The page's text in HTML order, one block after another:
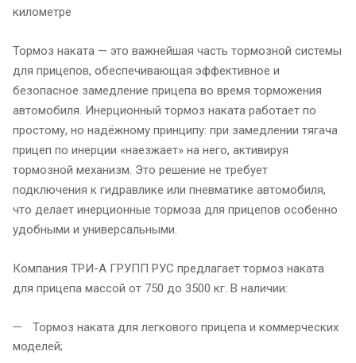
километре
Тормоз наката — это важнейшая часть тормозной системы
для прицепов, обеспечивающая эффективное и
безопасное замедление прицепа во время торможения
автомобиля. Инерционный тормоз наката работает по
простому, но надёжному принципу: при замедлении тягача
прицеп по инерции «наезжает» на него, активируя
тормозной механизм. Это решение не требует
подключения к гидравлике или пневматике автомобиля,
что делает инерционные тормоза для прицепов особенно
удобными и универсальными.
Компания ТРИ-А ГРУПП РУС предлагает тормоз наката
для прицепа массой от 750 до 3500 кг. В наличии:
Тормоз наката для легкового прицепа и коммерческих
моделей;